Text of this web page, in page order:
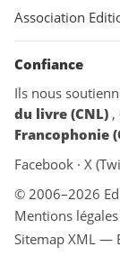
Association
Confiance
Ils nous
du livre (CNL) ,
Francophonie
Facebook · X
© 2006–2026
Mentions
Sitemap XML —